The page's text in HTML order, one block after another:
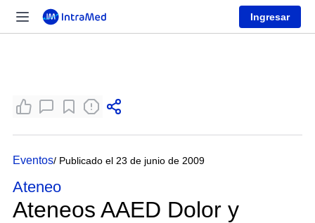
Ingresar
Eventos/ Publicado el 23 de junio de 2009
Ateneo
Ateneos AAED Dolor y